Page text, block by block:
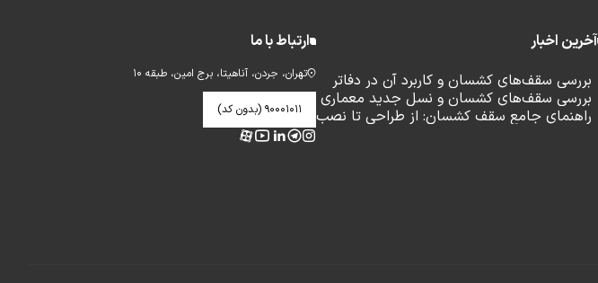
آخرین اخبار
بررسی سقف‌های کشسان و کاربرد آن در دفاتر
اداری
بررسی سقف‌های کشسان و نسل جدید معماری
راهنمای جامع سقف کشسان: از طراحی تا نصب
ارتباط با ما
تهران، جردن، آناهیتا، برج امین، طبقه ۱۰
۹۰۰۰۱۰۱۱ (بدون کد)